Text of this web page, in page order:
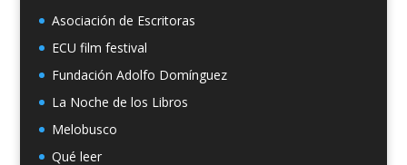
Asociación de Escritoras
ECU film festival
Fundación Adolfo Domínguez
La Noche de los Libros
Melobusco
Qué leer